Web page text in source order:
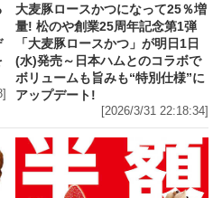
大麦豚ロースかつになって25％増
量! 松のや創業25周年記念第1弾
「大麦豚ロースかつ」が明日1日
(水)発売～日本ハムとのコラボで
ボリュームも旨みも“特別仕様”に
アップデート!
[2026/3/31 22:18:34]